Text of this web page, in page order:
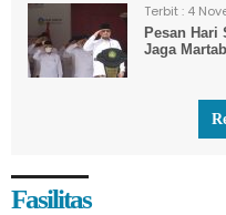
Terbit : 4
Pesan Hari
Jaga
Fasilitas